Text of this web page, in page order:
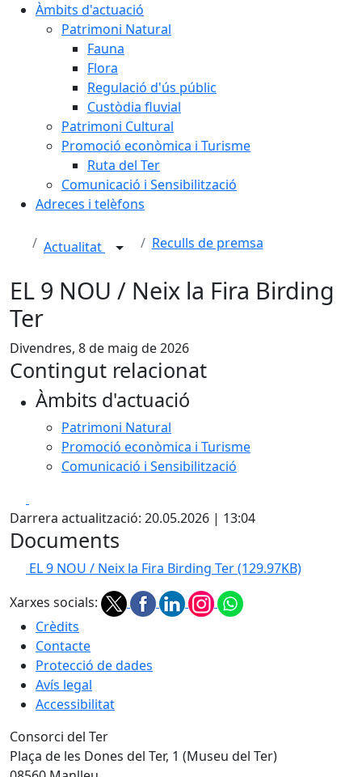
Àmbits d'actuació
Patrimoni Natural
Fauna
Flora
Regulació d'ús públic
Custòdia fluvial
Patrimoni Cultural
Promoció econòmica i Turisme
Ruta del Ter
Comunicació i Sensibilització
Adreces i telèfons
Actualitat Reculls de premsa
EL 9 NOU / Neix la Fira Birding
Ter
Divendres, 8 de maig de 2026
Contingut relacionat
Àmbits d'actuació
Patrimoni Natural
Promoció econòmica i Turisme
Comunicació i Sensibilització
Darrera actualització: 20.05.2026 | 13:04
Documents
EL 9 NOU / Neix la Fira Birding Ter(129.97KB)
Xarxes socials:
Crèdits
Contacte
Protecció de dades
Avís legal
Accessibilitat
Consorci del Ter
Plaça de les Dones del Ter, 1 (Museu del Ter)